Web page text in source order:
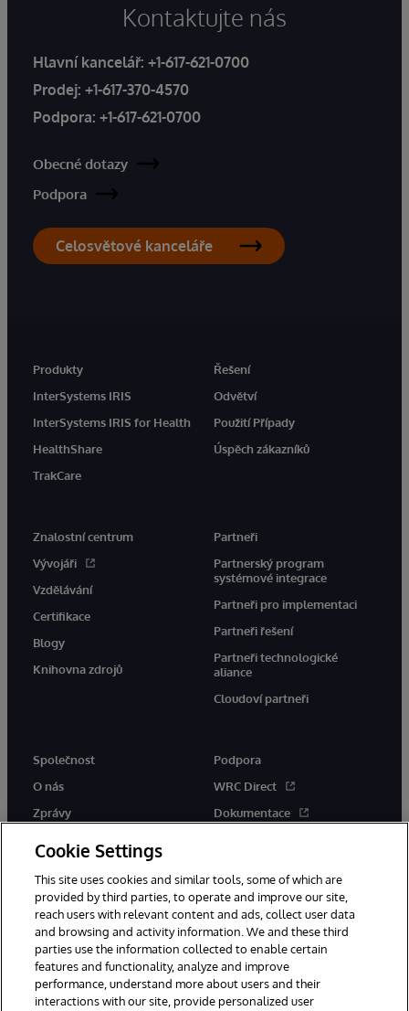
Kontaktujte nás
Hlavní kancelář: +1-617-621-0700
Prodej: +1-617-370-4570
Podpora: +1-617-621-0700
Obecné dotazy
Podpora
Celosvětové kanceláře
Produkty
InterSystems IRIS
InterSystems IRIS for Health
HealthShare
TrakCare
Řešení
Odvětví
Použití Případy
Úspěch zákazníků
Znalostní centrum
Vývojáři
Vzdělávání
Certifikace
Blogy
Knihovna zdrojů
Partneři
Partnerský program
systémové integrace
Partneři pro implementaci
Partneři řešení
Partneři technologické
aliance
Cloudoví partneři
Společnost
O nás
Zprávy
Podpora
WRC Direct
Dokumentace
© 1996-2026 InterSystems Corporation, Boston, MA. Všechna práva
vyhrazena.
Cookie Settings
This site uses cookies and similar tools, some of which are
provided by third parties, to operate and improve our site,
reach users with relevant content and ads, collect user data
and browsing and activity information. We and these third
parties use the information collected to enable certain
features and functionality, analyze and improve
performance, understand more about users and their
interactions with our site, provide personalized user